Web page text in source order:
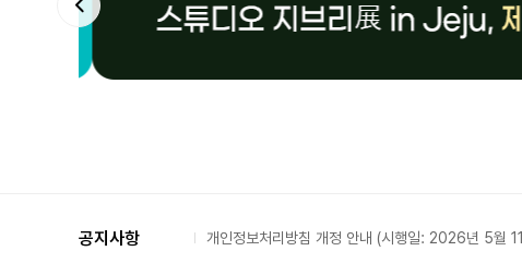
공지사항 개인정보처리방침 개정 안내 (시행일: 2026년 5월